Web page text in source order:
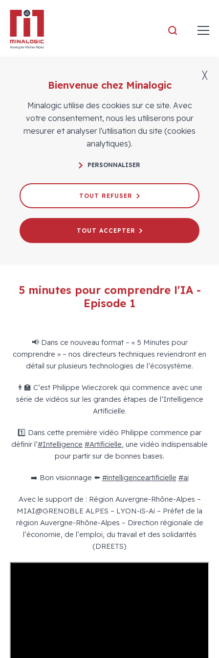
Vidéos
Episode 1
17/05/2022
INTELLIGENCE ARTIFICIELLE
5 minutes pour comprendre l'IA -
Episode 1
📢 Dans ce nouveau format – « 5 Minutes pour
comprendre » – nos directeurs techniques reviendront en
détail sur plusieurs technologies de l’écosystème.
👨‍🏫 C’est Philippe Wieczorek qui commence avec une
série de vidéos sur les grandes étapes de l’Intelligence
Artificielle.
1️⃣ Dans cette première vidéo Philippe commence par
définir l’#Intelligence #Artificielle, une vidéo indispensable
pour partir sur de bonnes bases.
➡️ Bon visionnage ⬅️ #intelligenceartificielle #ai
Avec le support de : Région Auvergne-Rhône-Alpes –
MIAI@GRENOBLE ALPES – LYON-iS-Ai – Préfet de la
région Auvergne-Rhône-Alpes – Direction régionale de
l’économie, de l’emploi, du travail et des solidarités
(DREETS)
Bienvenue chez Minalogic
Minalogic utilise des cookies sur ce site. Avec
votre consentement, nous les utiliserons pour
mesurer et analyser l'utilisation du site (cookies
analytiques).
PERSONNALISER
TOUT REFUSER
TOUT ACCEPTER
╳